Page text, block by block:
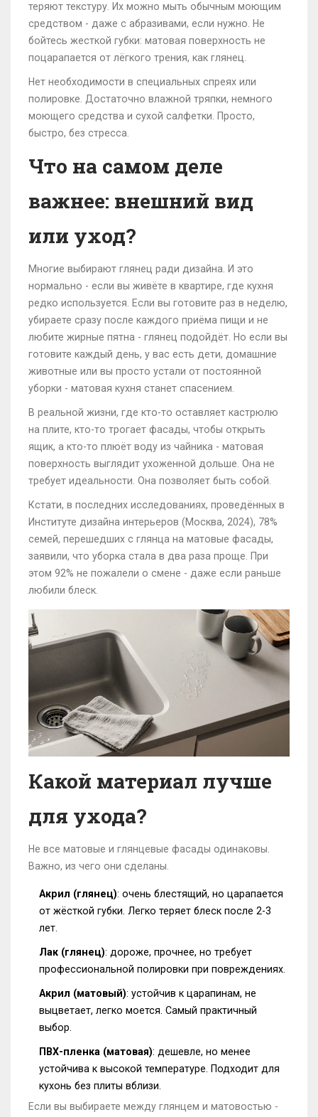
теряют текстуру. Их можно мыть обычным моющим
средством - даже с абразивами, если нужно. Не
бойтесь жесткой губки: матовая поверхность не
поцарапается от лёгкого трения, как глянец.
Нет необходимости в специальных спреях или
полировке. Достаточно влажной тряпки, немного
моющего средства и сухой салфетки. Просто,
быстро, без стресса.
Что на самом деле
важнее: внешний вид
или уход?
Многие выбирают глянец ради дизайна. И это
нормально - если вы живёте в квартире, где кухня
редко используется. Если вы готовите раз в неделю,
убираете сразу после каждого приёма пищи и не
любите жирные пятна - глянец подойдёт. Но если вы
готовите каждый день, у вас есть дети, домашние
животные или вы просто устали от постоянной
уборки - матовая кухня станет спасением.
В реальной жизни, где кто-то оставляет кастрюлю
на плите, кто-то трогает фасады, чтобы открыть
ящик, а кто-то плюёт воду из чайника - матовая
поверхность выглядит ухоженной дольше. Она не
требует идеальности. Она позволяет быть собой.
Кстати, в последних исследованиях, проведённых в
Институте дизайна интерьеров (Москва, 2024), 78%
семей, перешедших с глянца на матовые фасады,
заявили, что уборка стала в два раза проще. При
этом 92% не пожалели о смене - даже если раньше
любили блеск.
Какой материал лучше
для ухода?
Не все матовые и глянцевые фасады одинаковы.
Важно, из чего они сделаны.
Акрил (глянец): очень блестящий, но царапается
от жёсткой губки. Легко теряет блеск после 2-3
лет.
Лак (глянец): дороже, прочнее, но требует
профессиональной полировки при повреждениях.
Акрил (матовый): устойчив к царапинам, не
выцветает, легко моется. Самый практичный
выбор.
ПВХ-пленка (матовая): дешевле, но менее
устойчива к высокой температуре. Подходит для
кухонь без плиты вблизи.
Если вы выбираете между глянцем и матовостью -